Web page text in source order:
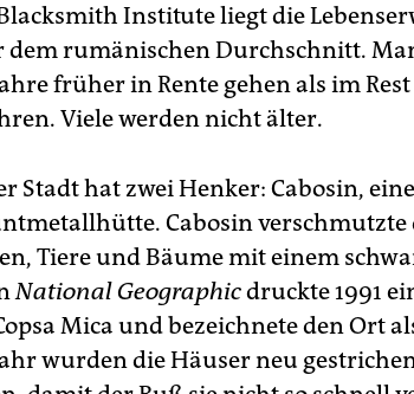
Institute liegt die
dem rumänischen Durchschnitt.
früher in Rente gehen als im Rest
Viele werden nicht älter.
Stadt hat zwei Henker: Cabosin,
Cabosin verschmutzte
Tiere und Bäume mit einem
National Geographicdruckte 1991
Mica und bezeichnete den Ort
wurden die Häuser neu